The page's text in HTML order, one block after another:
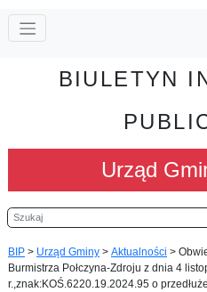
BIULETYN
Urząd
Szukaj
BIP > Urząd Gminy > Aktualności >
Burmistrza Połczyna-Zdroju z dnia 4
r.,znak:KOŚ.6220.19.2024.95 o